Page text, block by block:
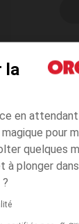
la
en
pour
quelques
à plonger